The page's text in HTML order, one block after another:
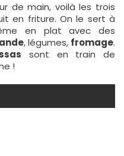
de main, voilà les trois
en friture. On le sert à
en plat avec des
, légumes, fromage.
sont en train de
!